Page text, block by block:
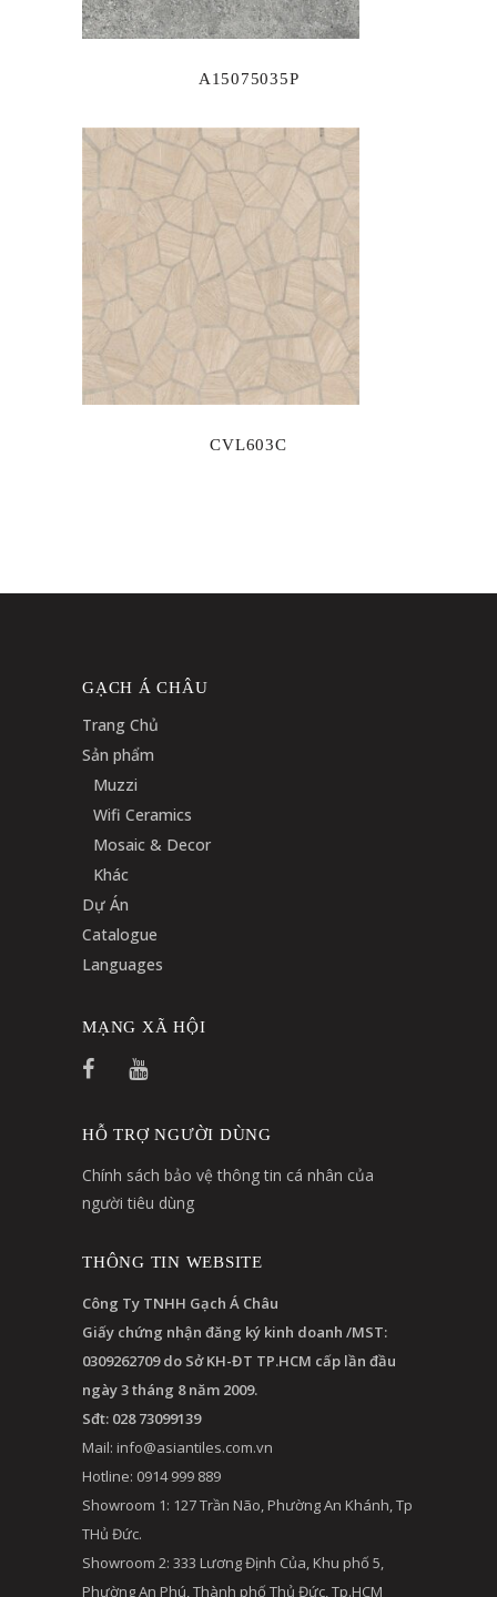
A15075035P
CVL603C
GẠCH Á CHÂU
Trang Chủ
Sản phẩm
Muzzi
Wifi Ceramics
Mosaic & Decor
Khác
Dự Án
Catalogue
Languages
MẠNG XÃ HỘI
HỖ TRỢ NGƯỜI DÙNG
Chính sách bảo vệ thông tin cá nhân của
người tiêu dùng
THÔNG TIN WEBSITE
Công Ty TNHH Gạch Á Châu
Giấy chứng nhận đăng ký kinh doanh /MST:
0309262709 do Sở KH-ĐT TP.HCM cấp lần đầu
ngày 3 tháng 8 năm 2009.
Sđt: 028 73099139
Mail: info@asiantiles.com.vn
Hotline: 0914 999 889
Showroom 1: 127 Trần Não, Phường An Khánh, Tp
THủ Đức.
Showroom 2: 333 Lương Định Của, Khu phố 5,
Phường An Phú, Thành phố Thủ Đức, Tp.HCM